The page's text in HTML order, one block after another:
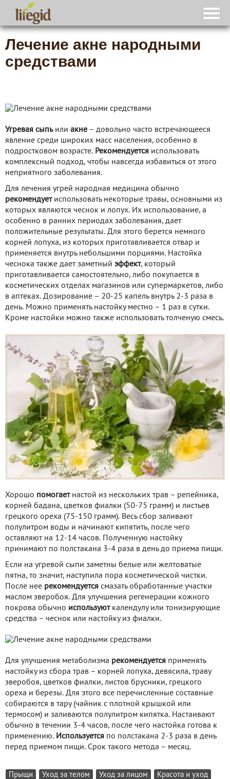
Лечение акне народными
средствами
Угревая сыпьили акне – довольно часто встречающееся
явление среди широких масс населения, особенно в
подростковом возрасте. Рекомендуется использовать
комплексный подход, чтобы навсегда избавиться от этого
неприятного заболевания.
Для лечения угрей народная медицина обычно
рекомендует использовать некоторые травы, основными из
которых являются чеснок и лопух. Их использование, а
особенно в ранних периодах заболевания, дает
положительные результаты. Для этого берется немного
корней лопуха, из которых приготавливается отвар и
применяется внутрь небольшими порциями. Настойка
чеснока также дает заметный эффект, который
приготавливается самостоятельно, либо покупается в
косметических отделах магазинов или супермаркетов, либо
в аптеках. Дозирование – 20-25 капель внутрь 2-3 раза в
день. Можно применять настойку местно – 1 раз в сутки.
Кроме настойки можно также использовать толченую смесь.
Хорошо помогает настой из нескольких трав – репейника,
корней бадана, цветков фиалки (50-75 грамм) и листьев
грецкого ореха (75-150 грамм). Весь сбор заливают
полулитром воды и начинают кипятить, после чего
оставляют на 12-14 часов. Полученную настойку
принимают по полстакана 3-4 раза в день до приема пищи.
Если на угревой сыпи заметны белые или желтоватые
пятна, то значит, наступила пора косметической чистки.
После нее рекомендуется смазать обработанные участки
маслом зверобоя. Для улучшения регенерации кожного
покрова обычно используют календулу или тонизирующие
средства – чеснок или настойку из фиалки.
Для улучшения метаболизма рекомендуется применять
настойку из сбора трав – корней лопуха, девясила, траву
зверобоя, цветков фиалки, листов брусники, грецкого
ореха и березы. Для этого все перечисленные составные
собираются в тару (чайник с плотной крышкой или
термосом) и заливаются полулитром кипятка. Настаивают
обычно в течении 3-4 часов, после чего настойка готова к
применению. Используется по полстакана 2-3 раза в день
перед приемом пищи. Срок такого метода – месяц.
Прыщи Уход за телом Уход за лицом
Красота и уход